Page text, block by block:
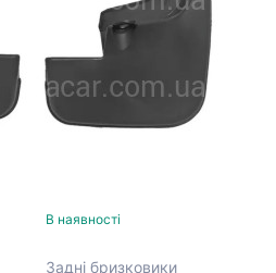
В наявності
Задні бризковики